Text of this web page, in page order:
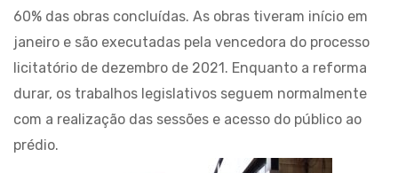
60% das obras concluídas. As obras tiveram início em
janeiro e são executadas pela vencedora do processo
licitatório de dezembro de 2021. Enquanto a reforma
durar, os trabalhos legislativos seguem normalmente
com a realização das sessões e acesso do público ao
prédio.